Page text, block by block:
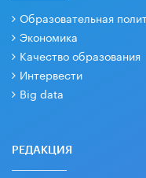
Образовательная
Экономика
Качество образования
Интервести
Big data
РЕДАКЦИЯ